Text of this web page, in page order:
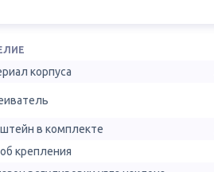
корпуса
в комплекте
крепления